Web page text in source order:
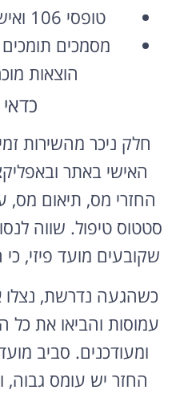
טופסי 106 ואישורי הכנסה רלוונטיים.
מסמכים
הוצאות
חלק ניכר מהשירות
האישי באתר
החזרי מס, תיאום מס,
סטטוס טיפול. שווה
שקובעים מועד פיזי,
כשהגעה נדרשת,
עמוסות והביאו את
ומעודכנים. סביב
החזר יש עומס גבוה,